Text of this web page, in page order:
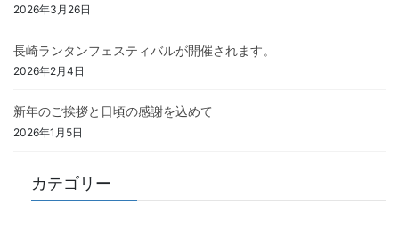
2026年3月26日
長崎ランタンフェスティバルが開催されます。
2026年2月4日
新年のご挨拶と日頃の感謝を込めて
2026年1月5日
カテゴリー